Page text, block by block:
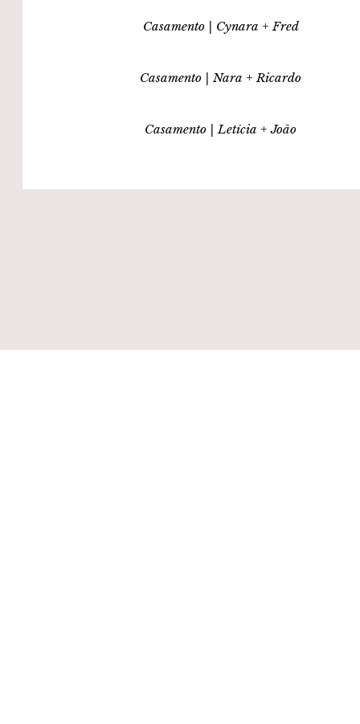
Casamento | Cynara + Fred
Casamento | Nara + Ricardo
Casamento | Letícia + João